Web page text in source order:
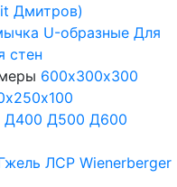
Дмитров)
U-образные Для
стен
600х300х300
Д400 Д500 Д600
ЛСР Wienerberger